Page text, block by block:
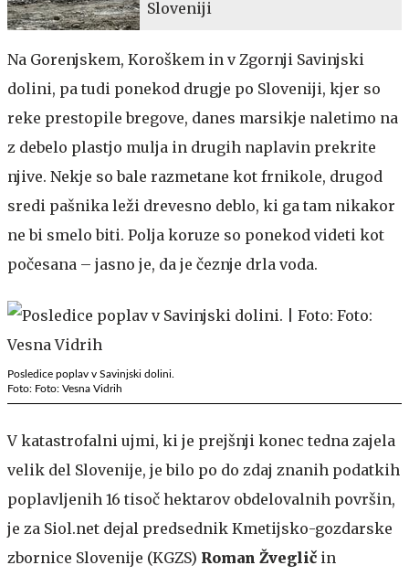
Sloveniji
Na Gorenjskem, Koroškem in v Zgornji Savinjski
dolini, pa tudi ponekod drugje po Sloveniji, kjer so
reke prestopile bregove, danes marsikje naletimo na
z debelo plastjo mulja in drugih naplavin prekrite
njive. Nekje so bale razmetane kot frnikole, drugod
sredi pašnika leži drevesno deblo, ki ga tam nikakor
ne bi smelo biti. Polja koruze so ponekod videti kot
počesana – jasno je, da je čeznje drla voda.
Posledice poplav v Savinjski dolini.
Foto: Foto: Vesna Vidrih
V katastrofalni ujmi, ki je prejšnji konec tedna zajela
velik del Slovenije, je bilo po do zdaj znanih podatkih
poplavljenih 16 tisoč hektarov obdelovalnih površin,
je za Siol.net dejal predsednik Kmetijsko-gozdarske
zbornice Slovenije (KGZS) Roman Žveglič in